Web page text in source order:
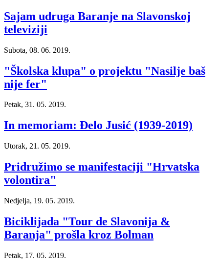
Sajam udruga Baranje na Slavonskoj
televiziji
Subota, 08. 06. 2019.
"Školska klupa" o projektu "Nasilje baš
nije fer"
Petak, 31. 05. 2019.
In memoriam: Đelo Jusić (1939-2019)
Utorak, 21. 05. 2019.
Pridružimo se manifestaciji "Hrvatska
volontira"
Nedjelja, 19. 05. 2019.
Biciklijada "Tour de Slavonija &
Baranja" prošla kroz Bolman
Petak, 17. 05. 2019.